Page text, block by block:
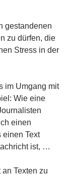
gestandenen
zu dürfen, die
Stress in der
im Umgang mit
Wie eine
einen
Text
ist, …
Texten zu